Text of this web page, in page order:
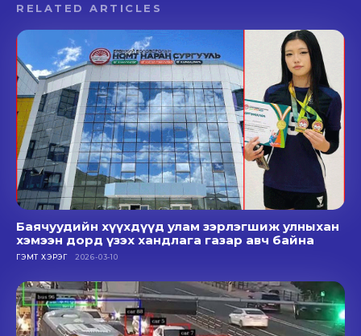
RELATED ARTICLES
Баячуудийн хүүхдүүд улам зэрлэгшиж улныхан
хэмээн дорд үзэх хандлага газар авч байна
ГЭМТ ХЭРЭГ 2026-03-10